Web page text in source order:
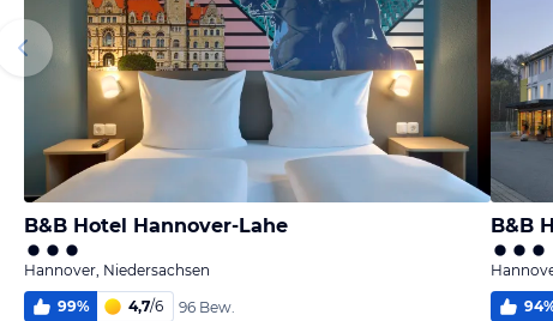
B&B Hotel Hannover-Lahe
Hannover, Niedersachsen
99% 4,7/6 96 Bew.
B&B
94